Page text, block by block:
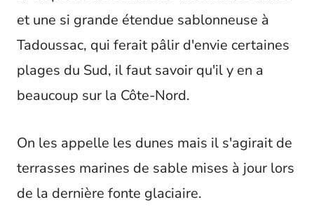
et une si grande étendue sablonneuse à
Tadoussac, qui ferait pâlir d'envie certaines
plages du Sud, il faut savoir qu'il y en a
beaucoup sur la Côte-Nord.
On les appelle les dunes mais il s'agirait de
terrasses marines de sable mises à jour lors
de la dernière fonte glaciaire.